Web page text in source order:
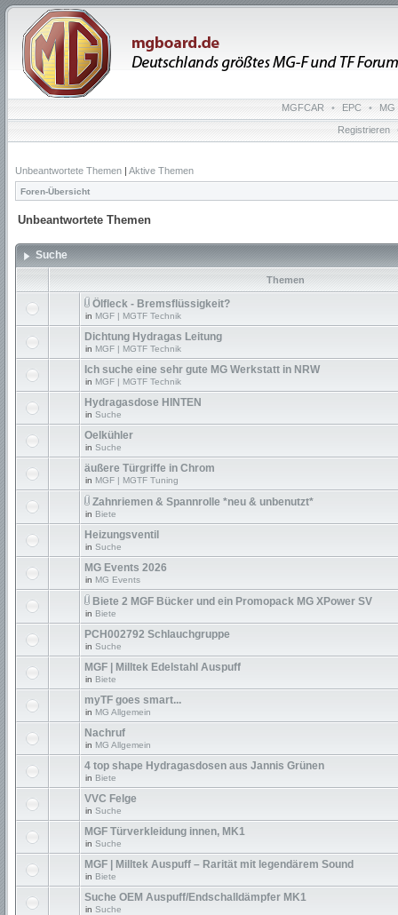
MGFCAR • EPC • MG
Registrieren
Unbeantwortete Themen | Aktive Themen
Foren-Übersicht
Unbeantwortete Themen
Suche
Themen
Ölfleck - Bremsflüssigkeit?
in MGF | MGTF Technik
Dichtung Hydragas Leitung
in MGF | MGTF Technik
Ich suche eine sehr gute MG Werkstatt in NRW
in MGF | MGTF Technik
Hydragasdose HINTEN
in Suche
Oelkühler
in Suche
äußere Türgriffe in Chrom
in MGF | MGTF Tuning
Zahnriemen & Spannrolle *neu & unbenutzt*
in Biete
Heizungsventil
in Suche
MG Events 2026
in MG Events
Biete 2 MGF Bücker und ein Promopack MG XPower SV
in Biete
PCH002792 Schlauchgruppe
in Suche
MGF | Milltek Edelstahl Auspuff
in Biete
myTF goes smart...
in MG Allgemein
Nachruf
in MG Allgemein
4 top shape Hydragasdosen aus Jannis Grünen
in Biete
VVC Felge
in Suche
MGF Türverkleidung innen, MK1
in Suche
MGF | Milltek Auspuff – Rarität mit legendärem Sound
in Biete
Suche OEM Auspuff/Endschalldämpfer MK1
in Suche